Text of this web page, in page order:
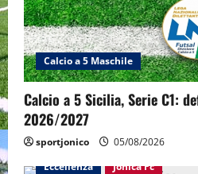
Calcio a 5 Maschile
Calcio a 5 Sicilia, Serie C1:
2026/2027
sportjonico
05/08/2026
Eccellenza
Jonica Fc